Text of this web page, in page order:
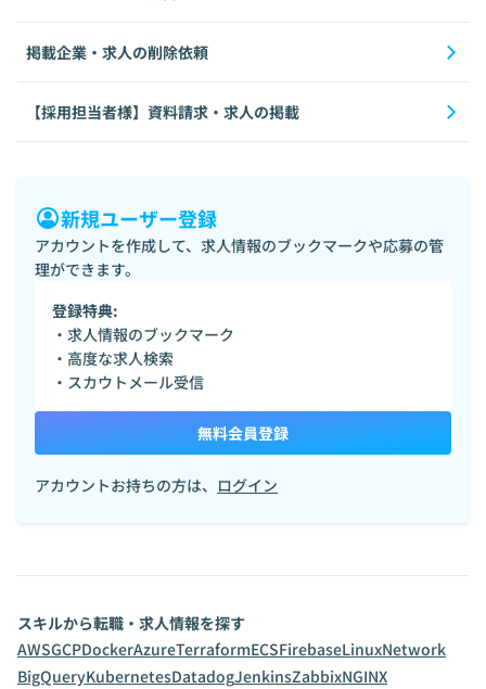
掲載企業・求人の削除依頼
【採用担当者様】資料請求・求人の掲載
新規ユーザー登録
アカウントを作成して、求人情報のブックマークや応募の管
理ができます。
登録特典:
・求人情報のブックマーク
・高度な求人検索
・スカウトメール受信
無料会員登録
アカウントお持ちの方は、 ログイン
スキルから転職・求人情報を探す
AWSGCPDockerAzureTerraformECSFirebaseLinuxNetwork
BigQueryKubernetesDatadogJenkinsZabbixNGINX